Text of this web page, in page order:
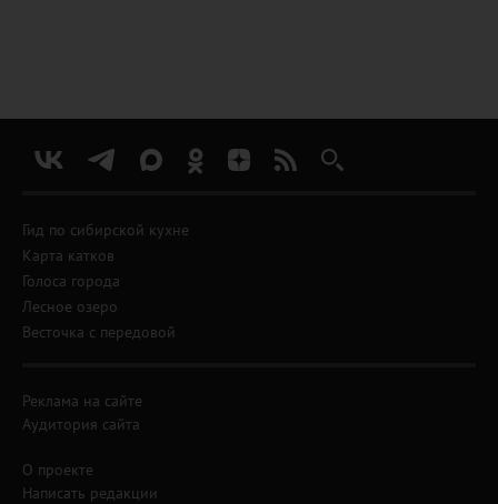
Гид по сибирской кухне
Карта катков
Голоса города
Лесное озеро
Весточка с передовой
Реклама на сайте
Аудитория сайта
О проекте
Написать редакции